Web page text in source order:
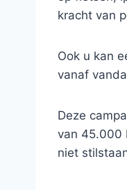
kracht van
Ook u kan
vanaf
Deze
van 45.000
niet